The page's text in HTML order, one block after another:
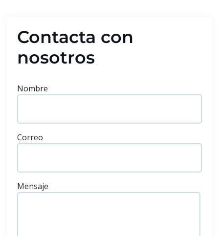
Contacta con
nosotros
Nombre
Correo
Mensaje